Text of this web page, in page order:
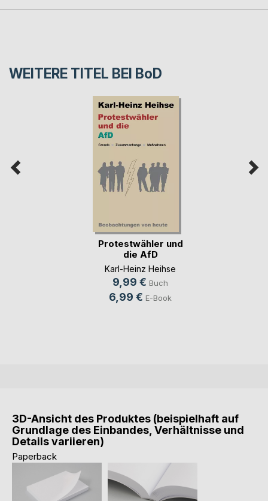
WEITERE TITEL BEI BoD
Protestwähler und
die AfD
Karl-Heinz Heihse
9,99 € Buch
6,99 € E-Book
3D-Ansicht des Produktes (beispielhaft auf
Grundlage des Einbandes, Verhältnisse und
Details variieren)
Paperback